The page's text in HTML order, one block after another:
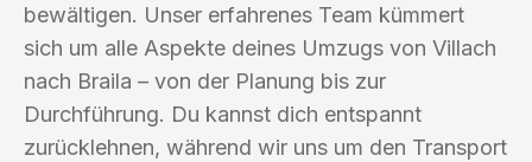
bewältigen. Unser erfahrenes Team kümmert
sich um alle Aspekte deines Umzugs von Villach
nach Braila – von der Planung bis zur
Durchführung. Du kannst dich entspannt
zurücklehnen, während wir uns um den Transport